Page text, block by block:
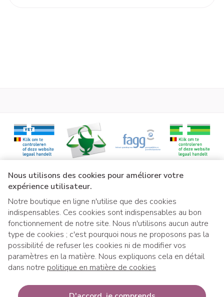
Nous utilisons des cookies pour améliorer votre
expérience utilisateur.
Notre boutique en ligne n'utilise que des cookies
indispensables. Ces cookies sont indispensables au bon
fonctionnement de notre site. Nous n'utilisons aucun autre
type de cookies ; c'est pourquoi nous ne proposons pas la
possibilité de refuser les cookies ni de modifier vos
paramètres en la matière. Nous expliquons cela en détail
dans notre politique en matière de cookies
gastro-
intestinales
fréquents.
Troubles gastro-
intestinaux.
Affections de la
peau et du
tissus sous-
cutané
Peu
Réaction
Déclaration des effets indésirables suspectés :
Belgique
Liens légaux
Si vous souhaitez retirer votre
Si vous souhaitez retirer votre co